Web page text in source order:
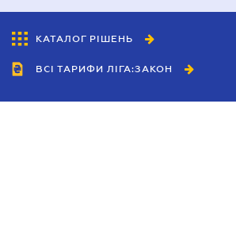
КАТАЛОГ РІШЕНЬ
ВСІ ТАРИФИ ЛІГА:ЗАКОН